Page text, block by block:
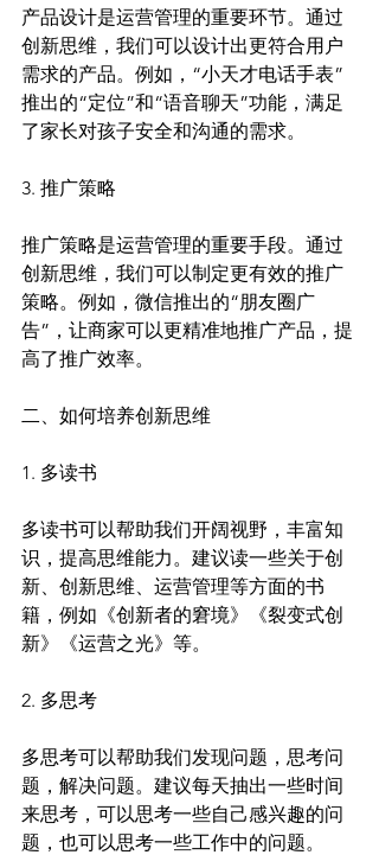
产品设计是运营管理的重要环节。通过
创新思维，我们可以设计出更符合用户
需求的产品。例如，“小天才电话手表”
推出的“定位”和“语音聊天”功能，满足
了家长对孩子安全和沟通的需求。
3. 推广策略
推广策略是运营管理的重要手段。通过
创新思维，我们可以制定更有效的推广
策略。例如，微信推出的“朋友圈广
告”，让商家可以更精准地推广产品，提
高了推广效率。
二、如何培养创新思维
1. 多读书
多读书可以帮助我们开阔视野，丰富知
识，提高思维能力。建议读一些关于创
新、创新思维、运营管理等方面的书
籍，例如《创新者的窘境》《裂变式创
新》《运营之光》等。
2. 多思考
多思考可以帮助我们发现问题，思考问
题，解决问题。建议每天抽出一些时间
来思考，可以思考一些自己感兴趣的问
题，也可以思考一些工作中的问题。